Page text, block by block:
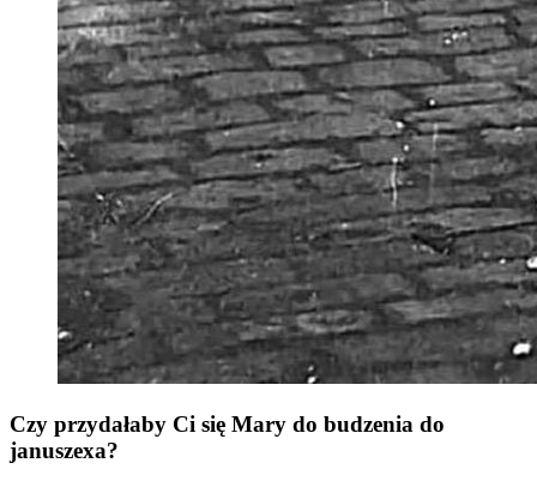
Czy przydałaby Ci się Mary do budzenia do
januszexa?